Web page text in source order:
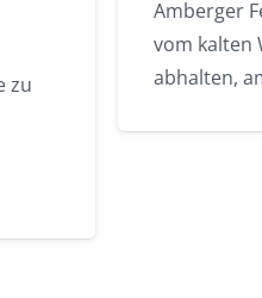
zu
Amberger
vom kalten
abhalten,